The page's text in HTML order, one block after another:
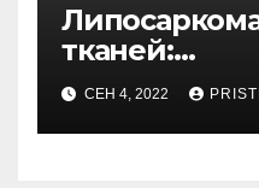
тканей:
ая,
миксоидная
СЕН 4, 2022